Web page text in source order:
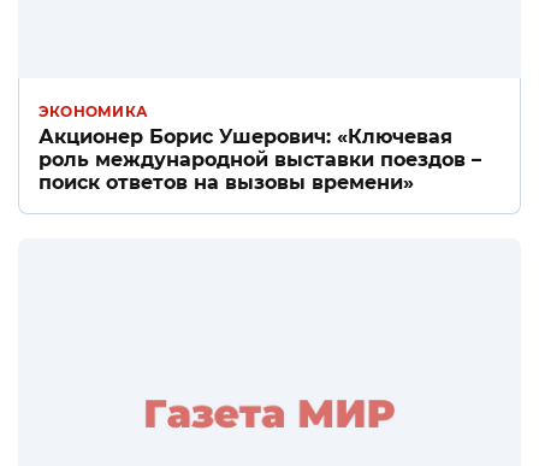
ЭКОНОМИКА
Акционер Борис Ушерович: «Ключевая
роль международной выставки поездов –
поиск ответов на вызовы времени»